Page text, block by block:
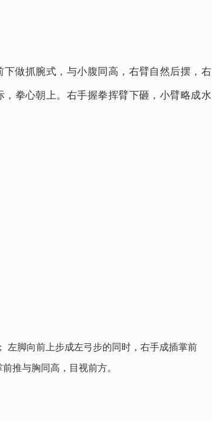
做抓腕式，与小腹同高，右臂自然后摆，右
拳心朝上。右手握拳挥臂下砸，小臂略成水
左脚向前上步成左弓步的同时，右手成插掌前
推与胸同高，目视前方。